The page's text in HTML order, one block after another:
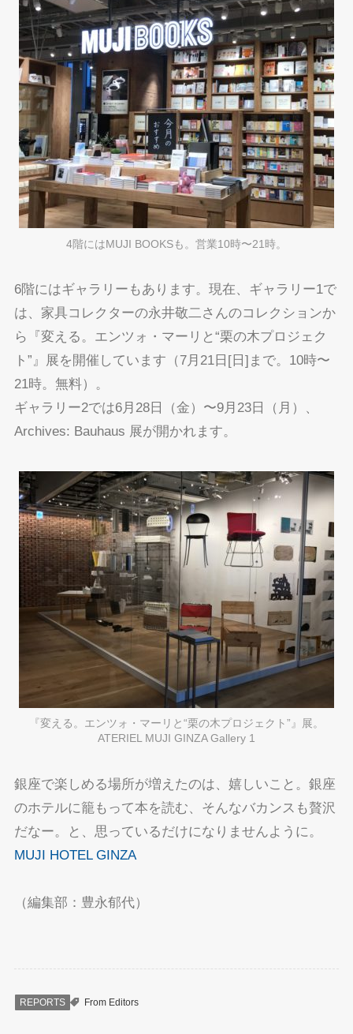
4階にはMUJI BOOKSも。営業10時〜21時。
6階にはギャラリーもあります。現在、ギャラリー1で
は、家具コレクターの永井敬二さんのコレクションか
ら『変える。エンツォ・マーリと“栗の木プロジェク
ト”』展を開催しています（7月21日[日]まで。10時〜
21時。無料）。
ギャラリー2では6月28日（金）〜9月23日（月）、
Archives: Bauhaus 展が開かれます。
『変える。エンツォ・マーリと“栗の木プロジェクト”』展。
ATERIEL MUJI GINZA Gallery 1
銀座で楽しめる場所が増えたのは、嬉しいこと。銀座
のホテルに籠もって本を読む、そんなバカンスも贅沢
だなー。と、思っているだけになりませんように。
MUJI HOTEL GINZA
（編集部：豊永郁代）
REPORTS From Editors